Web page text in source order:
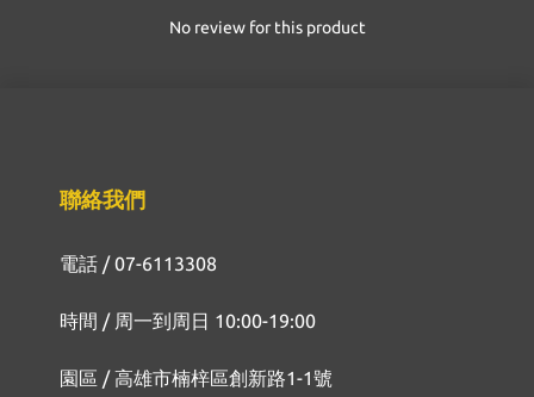
No review for this product
聯絡我們
電話 / 07-6113308
時間 / 周一到周日 10:00-19:00
園區 / 高雄市楠梓區創新路1-1號